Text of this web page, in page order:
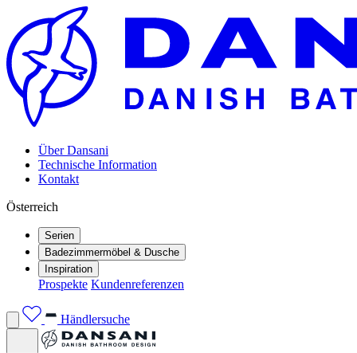
Über Dansani
Technische Information
Kontakt
Österreich
Serien
Badezimmermöbel & Dusche
Inspiration
Prospekte Kundenreferenzen
Händlersuche